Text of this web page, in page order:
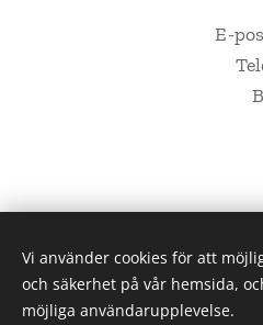
E-
Trailerpartner
Vi använder cookies för att
och säkerhet på vår hemsida,
möjliga användarupplevelse.